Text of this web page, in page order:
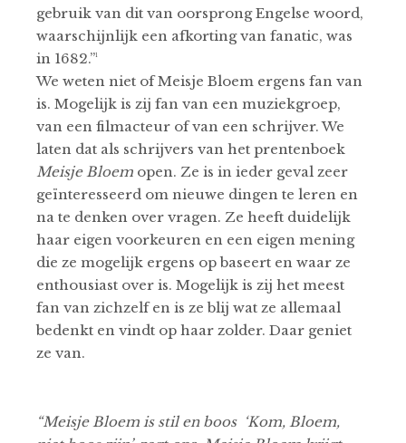
gebruik van dit van oorsprong Engelse woord,
waarschijnlijk een afkorting van fanatic, was
in 1682.”¹
We weten niet of Meisje Bloem ergens fan van
is. Mogelijk is zij fan van een muziekgroep,
van een filmacteur of van een schrijver. We
laten dat als schrijvers van het prentenboek
Meisje Bloem open. Ze is in ieder geval zeer
geïnteresseerd om nieuwe dingen te leren en
na te denken over vragen. Ze heeft duidelijk
haar eigen voorkeuren en een eigen mening
die ze mogelijk ergens op baseert en waar ze
enthousiast over is. Mogelijk is zij het meest
fan van zichzelf en is ze blij wat ze allemaal
bedenkt en vindt op haar zolder. Daar geniet
ze van.
“Meisje Bloem is stil en boos ‘Kom, Bloem,